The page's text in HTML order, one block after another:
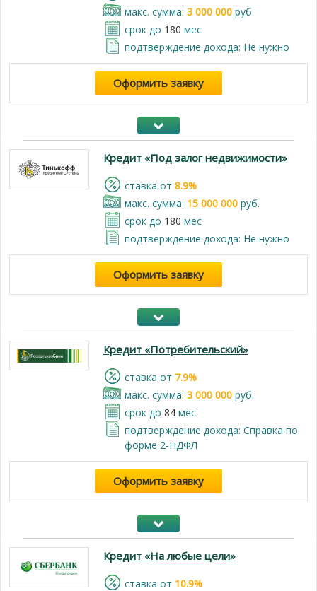
макс. сумма: 3 000 000руб.
срок до 180 мес
подтверждение дохода: Не нужно
Оформить заявку
Кредит «Под залог недвижимости»
cтавка от 8.9%
макс. сумма: 15 000 000руб.
срок до 180 мес
подтверждение дохода: Не нужно
Оформить заявку
Кредит «Потребительский»
cтавка от 7.9%
макс. сумма: 3 000 000руб.
срок до 84мес
подтверждение дохода: Справка по
форме 2-НДФЛ
Оформить заявку
Кредит «На любые цели»
cтавка от 10.9%